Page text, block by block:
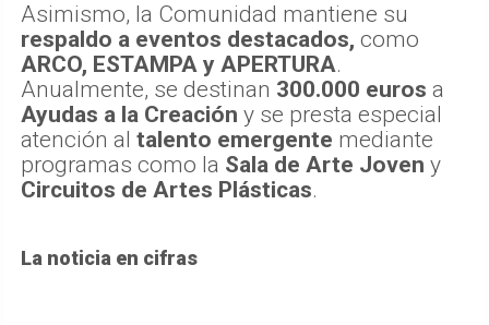
Asimismo, la Comunidad mantiene su
respaldo a eventos destacados, como
ARCO, ESTAMPA y APERTURA.
Anualmente, se destinan 300.000 euros a
Ayudas a la Creación y se presta especial
atención al talento emergente mediante
programas como la Sala de Arte Joven y
Circuitos de Artes Plásticas.
La noticia en cifras